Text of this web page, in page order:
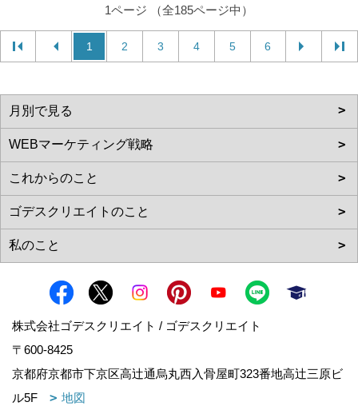
1ページ （全185ページ中）
1 2 3 4 5 6
株式会社ゴデスクリエイト / ゴデスクリエイト
〒600-8425
京都府京都市下京区高辻通烏丸西入骨屋町323番地高辻三原ビ
ル5F
地図